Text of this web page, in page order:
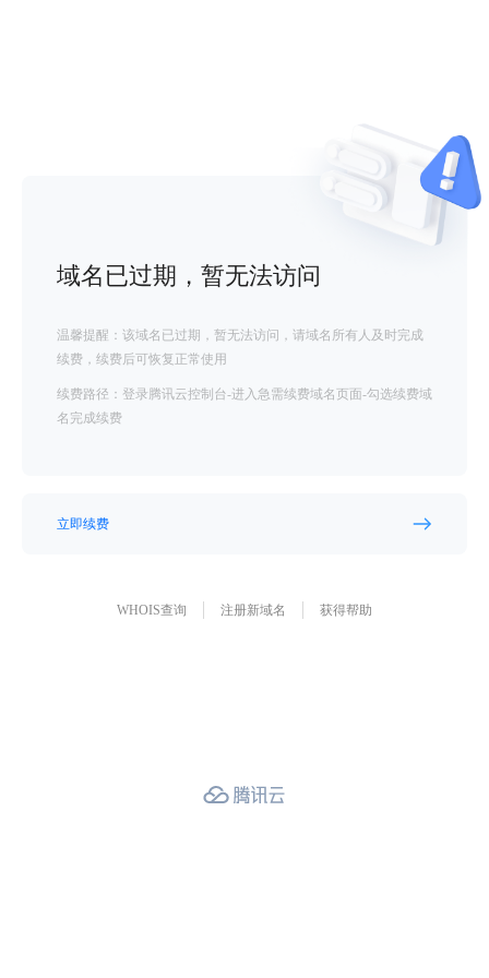
域名已过期，暂无法访问
温馨提醒：该域名已过期，暂无法访问，请域名所有人及时完成
续费，续费后可恢复正常使用
续费路径：登录腾讯云控制台-进入急需续费域名页面-勾选续费域
名完成续费
立即续费
WHOIS查询 注册新域名 获得帮助